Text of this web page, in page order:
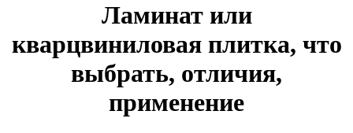
Ламинат или
кварцвиниловая плитка, что
выбрать, отличия,
применение